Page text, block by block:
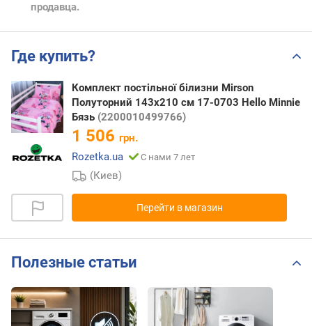
продавца.
Где купить?
Комплект постільної білизни Mirson
Полуторний 143х210 см 17-0703 Hello Minnie
Бязь (2200010499766)
1 506 грн.
Rozetka.ua
С нами 7 лет
(Киев)
Перейти в магазин
Полезные статьи